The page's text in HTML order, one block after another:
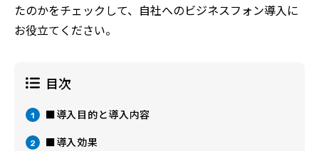
たのかをチェックして、自社へのビジネスフォン導入に
お役立てください。
目次
1 ■導入目的と導入内容
2 ■導入効果